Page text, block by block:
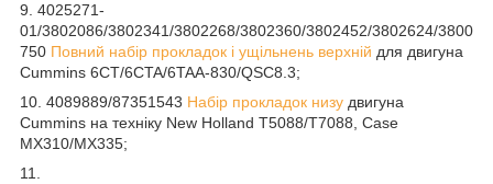
9. 4025271-
01/3802086/3802341/3802268/3802360/3802452/3802624/3800
750 Повний набір прокладок і ущільнень верхній для двигуна
Cummins 6CT/6CTA/6TAA-830/QSC8.3;
10. 4089889/87351543 Набір прокладок низу двигуна
Cummins на техніку New Holland T5088/T7088, Case
MX310/MX335;
11.